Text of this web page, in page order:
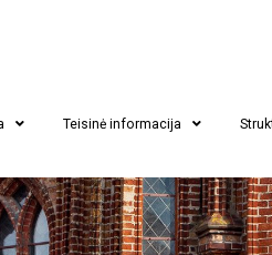
Teisinė informacija